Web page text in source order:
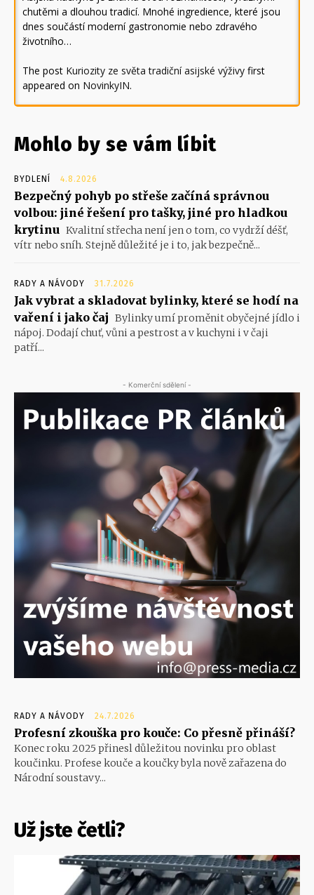
chutěmi a dlouhou tradicí. Mnohé ingredience, které jsou
dnes součástí moderní gastronomie nebo zdravého
životního…
The post Kuriozity ze světa tradiční asijské výživy first
appeared on NovinkyIN.
Mohlo by se vám líbit
BYDLENÍ 4.8.2026
Bezpečný pohyb po střeše začíná správnou
volbou: jiné řešení pro tašky, jiné pro hladkou
krytinu Kvalitní střecha není jen o tom, co vydrží déšť,
vítr nebo sníh. Stejně důležité je i to, jak bezpečně...
RADY A NÁVODY 31.7.2026
Jak vybrat a skladovat bylinky, které se hodí na
vaření i jako čaj Bylinky umí proměnit obyčejné jídlo i
nápoj. Dodají chuť, vůni a pestrost a v kuchyni i v čaji
patří...
- Komerční sdělení -
RADY A NÁVODY 24.7.2026
Profesní zkouška pro kouče: Co přesně přináší?
Konec roku 2025 přinesl důležitou novinku pro oblast
koučinku. Profese kouče a koučky byla nově zařazena do
Národní soustavy...
Už jste četli?